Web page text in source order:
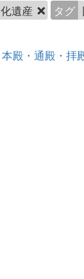
遺産 タグ
殿・通殿・拝